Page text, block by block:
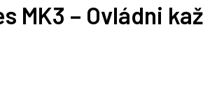
– Ovládni